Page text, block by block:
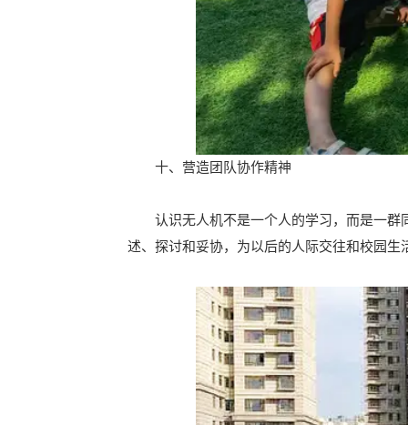
十、营造团队协作精神
认识无人机不是一个人的学习，而是一群
述、探讨和妥协，为以后的人际交往和校园生